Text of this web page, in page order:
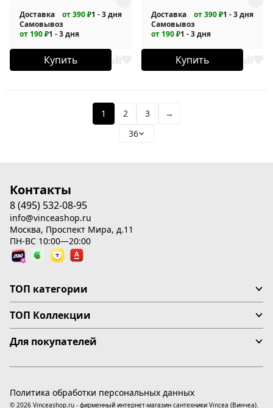
Доставка от 390 ₽1 - 3 дня
Самовывоз
от 190 ₽1 - 3 дня
Купить
Доставка от 390 ₽1 - 3 дня
Самовывоз
от 190 ₽1 - 3 дня
Купить
1 2 3
→
36
Контакты
8 (495) 532-08-95
info@vinceashop.ru
Москва, Проспект Мира, д.11
ПН-ВС 10:00—20:00
ТОП категории
ТОП Коллекции
Для покупателей
© 2026 Vinceashop.ru - фирменный интернет-магазин сантехники Vincea (Винчеа).
Политика обработки персональных данных